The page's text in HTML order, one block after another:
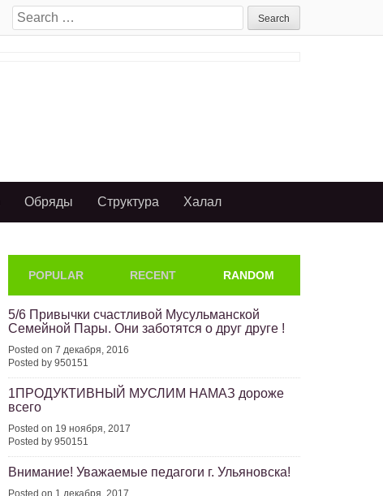
Search
for:
Обряды Структура Халал
POPULAR RECENT RANDOM
5/6 Привычки счастливой Мусульманской
Семейной Пары. Они заботятся о друг друге !
Posted on 7 декабря, 2016
Posted by 950151
1ПРОДУКТИВНЫЙ МУСЛИМ НАМАЗ дороже
всего
Posted on 19 ноября, 2017
Posted by 950151
Внимание! Уважаемые педагоги г. Ульяновска!
Posted on 1 декабря, 2017